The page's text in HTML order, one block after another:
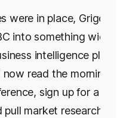
were in place, Grigory
into something wider
intelligence
now read the morning
sign up for a
market research